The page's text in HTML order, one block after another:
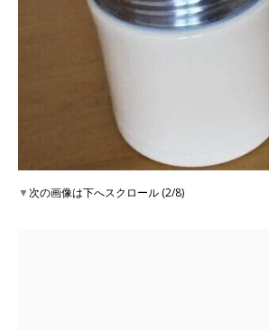
▼次の画像は下へスクロール (2/8)